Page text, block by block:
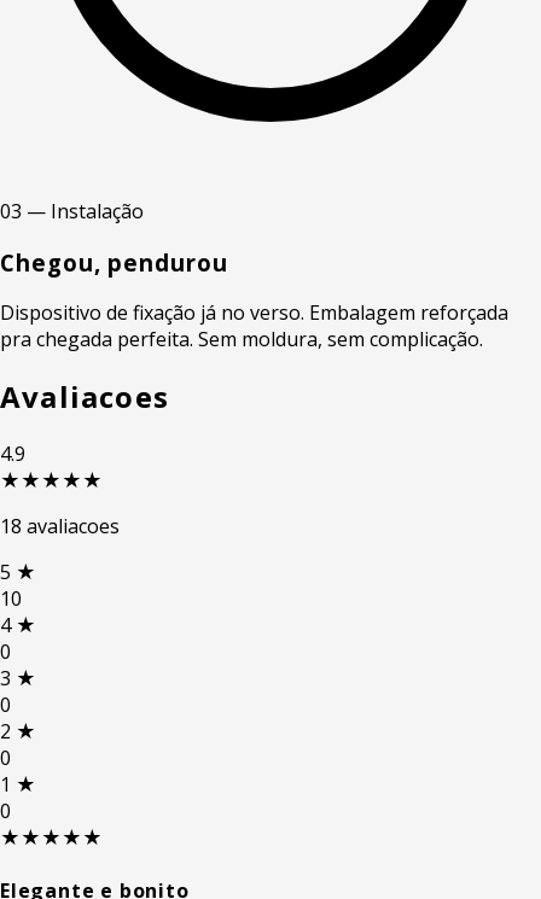
03 — Instalação
Chegou, pendurou
Dispositivo de fixação já no verso. Embalagem reforçada
pra chegada perfeita. Sem moldura, sem complicação.
Avaliacoes
4.9
★★★★★
18 avaliacoes
5 ★
10
4 ★
0
3 ★
0
2 ★
0
1 ★
0
★★★★★
Elegante e bonito